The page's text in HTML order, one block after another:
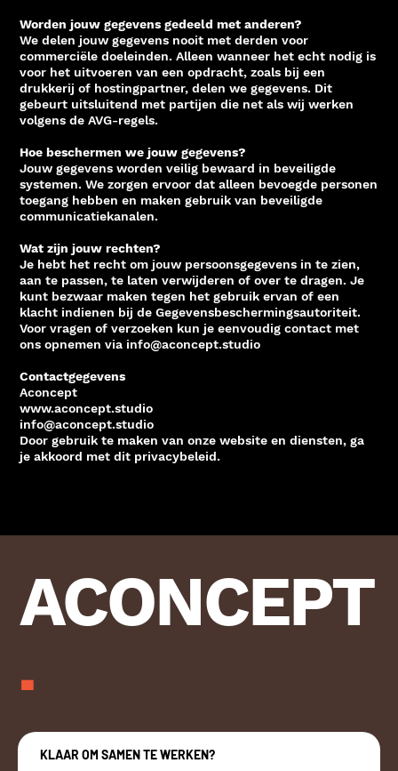
Worden jouw gegevens gedeeld met anderen?
We delen jouw gegevens nooit met derden voor
commerciële doeleinden. Alleen wanneer het echt nodig is
voor het uitvoeren van een opdracht, zoals bij een
drukkerij of hostingpartner, delen we gegevens. Dit
gebeurt uitsluitend met partijen die net als wij werken
volgens de AVG-regels.
Hoe beschermen we jouw gegevens?
Jouw gegevens worden veilig bewaard in beveiligde
systemen. We zorgen ervoor dat alleen bevoegde personen
toegang hebben en maken gebruik van beveiligde
communicatiekanalen.
Wat zijn jouw rechten?
Je hebt het recht om jouw persoonsgegevens in te zien,
aan te passen, te laten verwijderen of over te dragen. Je
kunt bezwaar maken tegen het gebruik ervan of een
klacht indienen bij de Gegevensbeschermingsautoriteit.
Voor vragen of verzoeken kun je eenvoudig contact met
ons opnemen viainfo@aconcept.studio
Contactgegevens
Aconcept
www.aconcept.studio
info@aconcept.studio
Door gebruik te maken van onze website en diensten, ga
je akkoord met dit privacybeleid.
ACONCEPT
.
KLAAR OM SAMEN TE WERKEN?